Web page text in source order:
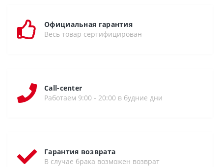
Официальная гарантия
Весь товар сертифицирован
Call-center
Работаем 9:00 - 20:00 в будние дни
Гарантия возврата
В случае брака возможен возврат